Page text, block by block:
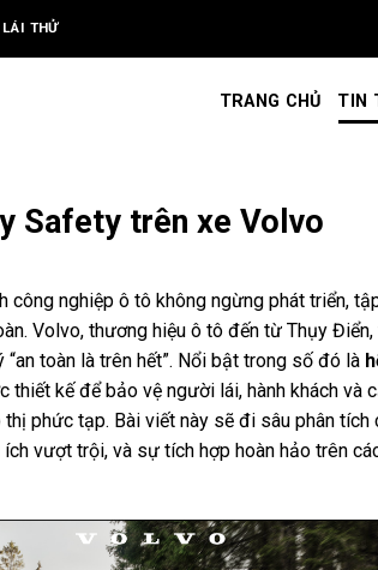
THỬ
TRANG CHỦ TIN
Safety trên xe Volvo
công nghiệp ô tô không ngừng phát triển,
Volvo, thương hiệu ô tô đến từ Thụy
toàn là trên hết”. Nổi bật trong số đó là
thiết kế để bảo vệ người lái, hành khách và
phức tạp. Bài viết này sẽ đi sâu phân tích
vượt trội, và sự tích hợp hoàn hảo trên